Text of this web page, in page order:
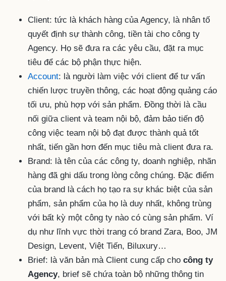
Client: tức là khách hàng của Agency, là nhân tố
quyết định sự thành công, tiền tài cho công ty
Agency. Họ sẽ đưa ra các yêu cầu, đặt ra mục
tiêu để các bộ phận thực hiện.
Account: là người làm việc với client để tư vấn
chiến lược truyền thông, các hoạt động quảng cáo
tối ưu, phù hợp với sản phẩm. Đồng thời là cầu
nối giữa client và team nội bộ, đảm bảo tiến độ
công việc team nội bộ đạt được thành quả tốt
nhất, tiến gần hơn đến mục tiêu mà client đưa ra.
Brand: là tên của các công ty, doanh nghiệp, nhãn
hàng đã ghi dấu trong lòng công chúng. Đặc điểm
của brand là cách họ tạo ra sự khác biệt của sản
phẩm, sản phẩm của họ là duy nhất, không trùng
với bất kỳ một công ty nào có cùng sản phẩm. Ví
dụ như lĩnh vực thời trang có brand Zara, Boo, JM
Design, Levent, Việt Tiến, Biluxury…
Brief: là văn bản mà Client cung cấp cho công ty
Agency, brief sẽ chứa toàn bộ những thông tin